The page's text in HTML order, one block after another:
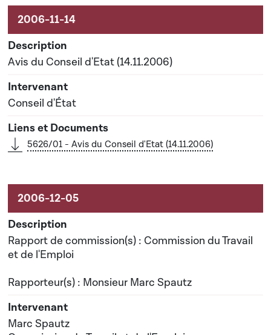
Avis du Conseil d'Etat (14.11.2006)
Conseil d'État
5626/01 - Avis du Conseil d'Etat (14.11.2006)
Rapport de commission(s) : Commission du Travail
et de l'Emploi
Rapporteur(s) : Monsieur Marc Spautz
Marc Spautz